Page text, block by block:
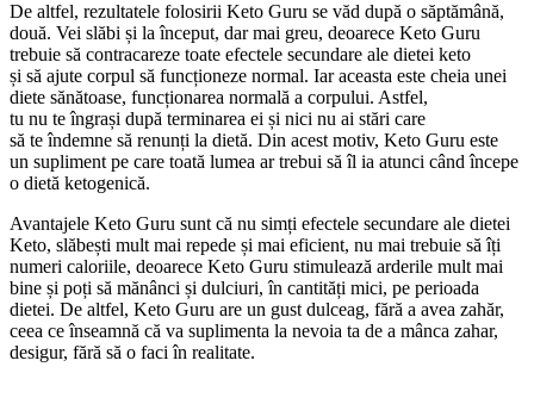
De altfel, rezultatele folosirii Keto Guru se văd după o săptămână,
două. Vei slăbi și la început, dar mai greu, deoarece Keto Guru
trebuie să contracareze toate efectele secundare ale dietei keto
și să ajute corpul să funcționeze normal. Iar aceasta este cheia unei
diete sănătoase, funcționarea normală a corpului. Astfel,
tu nu te îngrași după terminarea ei și nici nu ai stări care
să te îndemne să renunți la dietă. Din acest motiv, Keto Guru este
un supliment pe care toată lumea ar trebui să îl ia atunci când începe
o dietă ketogenică.
Avantajele Keto Guru sunt că nu simți efectele secundare ale dietei
Keto, slăbești mult mai repede și mai eficient, nu mai trebuie să îți
numeri caloriile, deoarece Keto Guru stimulează arderile mult mai
bine și poți să mănânci și dulciuri, în cantități mici, pe perioada
dietei. De altfel, Keto Guru are un gust dulceag, fără a avea zahăr,
ceea ce înseamnă că va suplimenta la nevoia ta de a mânca zahar,
desigur, fără să o faci în realitate.